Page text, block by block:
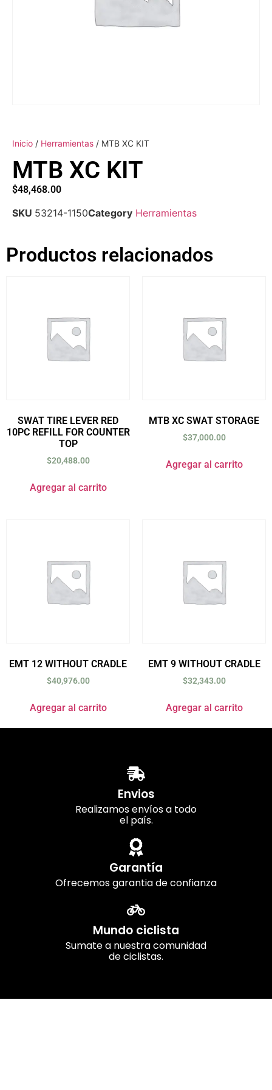
Inicio / Herramientas / MTB XC KIT
MTB XC KIT
$48,468.00
SKU 53214-1150Category Herramientas
Productos relacionados
SWAT TIRE LEVER RED
10PC REFILL FOR COUNTER
TOP
$20,488.00
Agregar al carrito
MTB XC SWAT STORAGE
$37,000.00
Agregar al carrito
EMT 12 WITHOUT CRADLE
$40,976.00
Agregar al carrito
EMT 9 WITHOUT CRADLE
$32,343.00
Agregar al carrito
Envios
Realizamos envíos a todo
el país.
Garantía
Ofrecemos garantia de confianza
Mundo ciclista
Sumate a nuestra comunidad
de ciclistas.